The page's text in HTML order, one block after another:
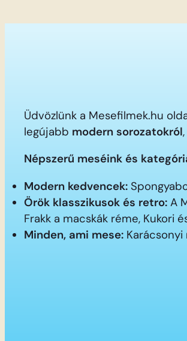
Üdvözlünk a Mesefilmek.hu
legújabb modern sorozatokról
Népszerű meséink és
Modern kedvencek:
Örök klasszikusok és retro: A
Frakk a macskák réme, Kukori
Minden, ami mese: Karácsonyi